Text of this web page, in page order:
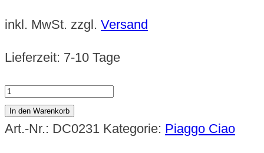
inkl. MwSt. zzgl. Versand
Lieferzeit: 7-10 Tage
GPS
Tachometer
52
In den Warenkorb
Art.-Nr.: DC0231 Kategorie: Piaggo Ciao